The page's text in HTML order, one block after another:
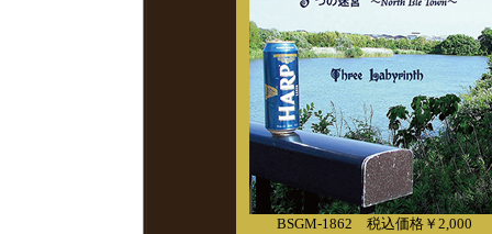
BSGM-1862 税込価格￥2,000